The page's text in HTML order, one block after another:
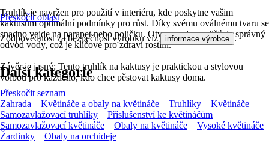
Truhlík je navržen pro použití v interiéru, kde poskytne vašim
kaktusům optimální podmínky pro růst. Díky svému oválnému tvaru se
snadno vejde na parapet nebo poličku. Otvor ve dnu zajišťuje správný
odvod vody, což je klíčové pro zdraví rostlin.
Závěr je jasný: Tento truhlík na kaktusy je praktickou a stylovou
volbou pro každého, kdo chce pěstovat kaktusy doma.
Přeskočit oblast
Zodpovědnost za bezpečnost výrobku viz informace výrobce .
Další kategorie
Přeskočit seznam
Zahrada
Květináče a obaly na květináče Truhlíky
Květináče
Samozavlažovací truhlíky
Příslušenství ke květináčům
Samozavlažovací květináče
Obaly na květináče
Vysoké květináče
Žardinky
Obaly na orchideje